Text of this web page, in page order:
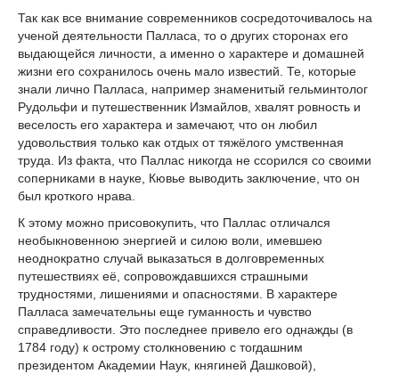
Так как все внимание современников сосредоточивалось на
ученой деятельности Палласа, то о других сторонах его
выдающейся личности, а именно о характере и домашней
жизни его сохранилось очень мало известий. Те, которые
знали лично Палласа, например знаменитый гельминтолог
Рудольфи и путешественник Измайлов, хвалят ровность и
веселость его характера и замечают, что он любил
удовольствия только как отдых от тяжёлого умственная
труда. Из факта, что Паллас никогда не ссорился со своими
соперниками в науке, Кювье выводить заключение, что он
был кроткого нрава.
К этому можно присовокупить, что Паллас отличался
необыкновенною энергией и силою воли, имевшею
неоднократно случай выказаться в долговременных
путешествиях её, сопровождавшихся страшными
трудностями, лишениями и опасностями. В характере
Палласа замечательны еще гуманность и чувство
справедливости. Это последнее привело его однажды (в
1784 году) к острому столкновению с тогдашним
президентом Академии Наук, княгиней Дашковой),